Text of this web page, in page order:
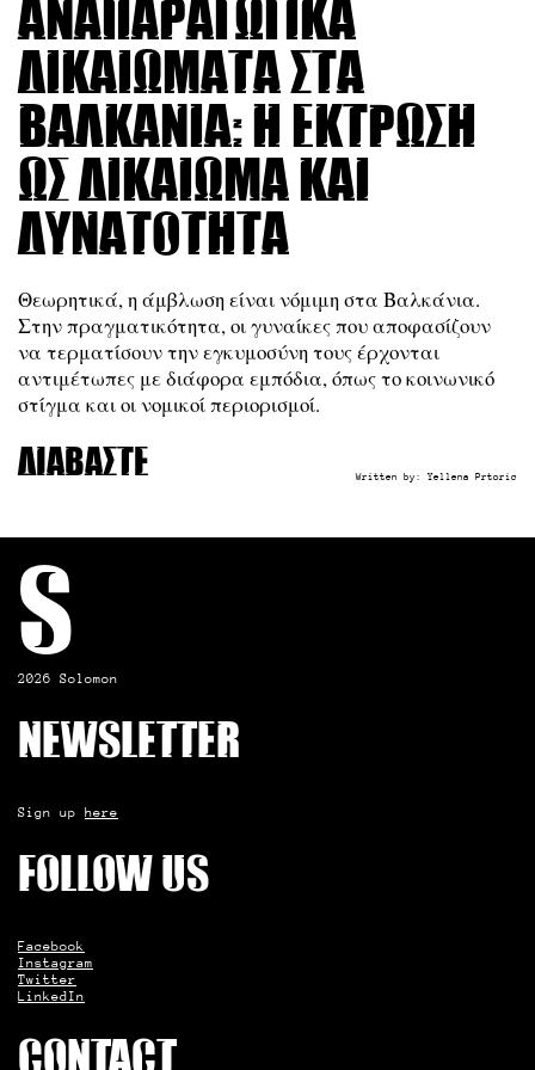
Αναπαραγωγικά
δικαιώματα στα
Βαλκάνια: η έκτρωση
ως δικαίωμα και
δυνατότητα
Θεωρητικά, η άμβλωση είναι νόμιμη στα Βαλκάνια.
Στην πραγματικότητα, οι γυναίκες που αποφασίζουν
να τερματίσουν την εγκυμοσύνη τους έρχονται
αντιμέτωπες με διάφορα εμπόδια, όπως το κοινωνικό
στίγμα και οι νομικοί περιορισμοί.
Διαβάστε Written by:Yellena Prtoric
S
2026 Solomon
Newsletter
Sign up here
Follow us
Facebook
Instagram
Twitter
LinkedIn